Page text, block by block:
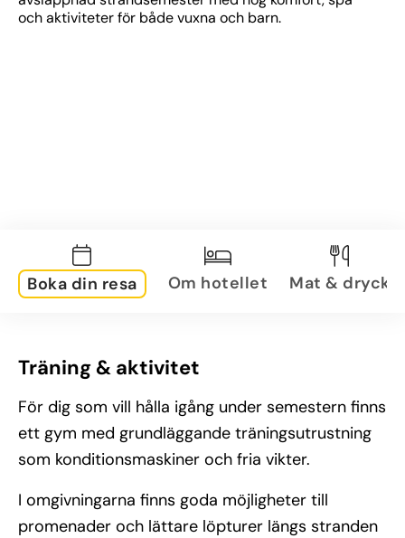
och aktiviteter för både vuxna och barn.
Boka din resa Om hotellet Mat & dryck
Träning & aktivitet
För dig som vill hålla igång under semestern finns
ett gym med grundläggande träningsutrustning
som konditionsmaskiner och fria vikter.
I omgivningarna finns goda möjligheter till
promenader och lättare löpturer längs stranden